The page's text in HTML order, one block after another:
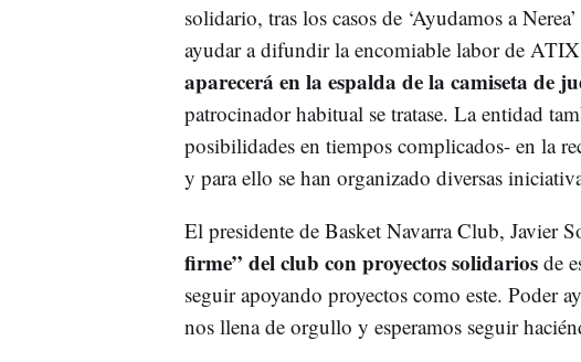
solidario, tras los casos de ‘Ayudamos a
ayudar a difundir la encomiable labor de
aparecerá en la espalda de la camiseta de
patrocinador habitual se tratase. La entidad
posibilidades en tiempos complicados- en la
y para ello se han organizado diversas
El presidente de Basket Navarra Club, Javier
firme” del club con proyectos solidarios de
seguir apoyando proyectos como este. Poder
nos llena de orgullo y esperamos seguir